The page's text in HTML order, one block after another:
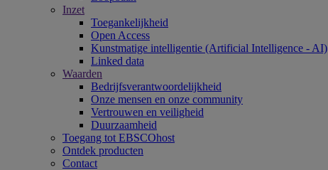
Inzet
Toegankelijkheid
Open Access
Kunstmatige intelligentie (Artificial Intelligence - AI)
Linked data
Waarden
Bedrijfsverantwoordelijkheid
Onze mensen en onze community
Vertrouwen en veiligheid
Duurzaamheid
Toegang tot EBSCOhost
Ontdek producten
Contact